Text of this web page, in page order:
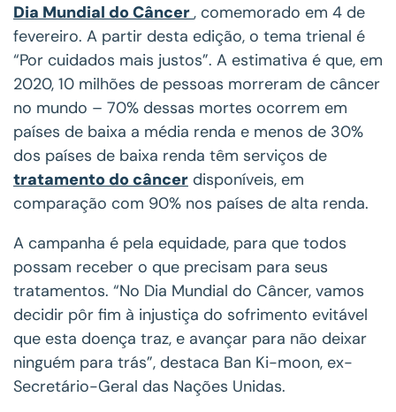
Dia Mundial do Câncer, comemorado em 4 de
fevereiro. A partir desta edição, o tema trienal é
“Por cuidados mais justos”. A estimativa é que, em
2020, 10 milhões de pessoas morreram de câncer
no mundo – 70% dessas mortes ocorrem em
países de baixa a média renda e menos de 30%
dos países de baixa renda têm serviços de
tratamento do câncer disponíveis, em
comparação com 90% nos países de alta renda.
A campanha é pela equidade, para que todos
possam receber o que precisam para seus
tratamentos. “No Dia Mundial do Câncer, vamos
decidir pôr fim à injustiça do sofrimento evitável
que esta doença traz, e avançar para não deixar
ninguém para trás”, destaca Ban Ki-moon, ex-
Secretário-Geral das Nações Unidas.